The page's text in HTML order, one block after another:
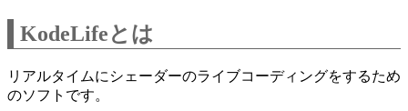
KodeLifeとは
リアルタイムにシェーダーのライブコーディングをするため
のソフトです。